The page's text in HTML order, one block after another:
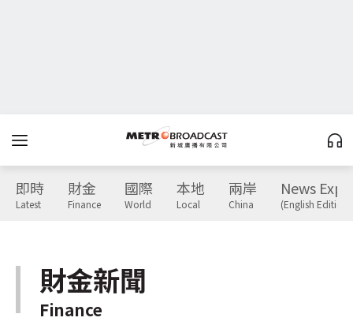
即時
Latest
財金
Finance
國際
World
本地
Local
兩岸
China
News
(English Edition)
財金新聞
Finance